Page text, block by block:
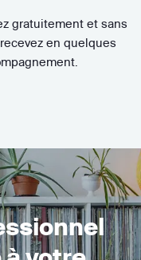
gratuitement et sans
en quelques